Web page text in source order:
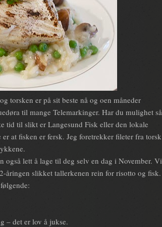
torsken er på sit beste nå og oen måneder
til mange Telemarkinger. Har du mulighet så
tid til slikt er Langesund Fisk eller den lokale
at fisken er fersk. Jeg foretrekker fileter fra torsk
også lett å lage til deg selv en dag i November. Vi
åringen slikket tallerkenen rein for risotto og fisk.
– det er lov å jukse.